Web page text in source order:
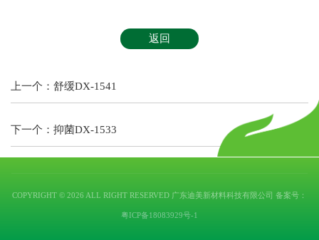
返回
上一个： 舒缓DX-1541
下一个： 抑菌DX-1533
COPYRIGHT © 2026 ALL RIGHT RESERVED 广东迪美新材料科技有限公司 备案号：
粤ICP备18083929号-1